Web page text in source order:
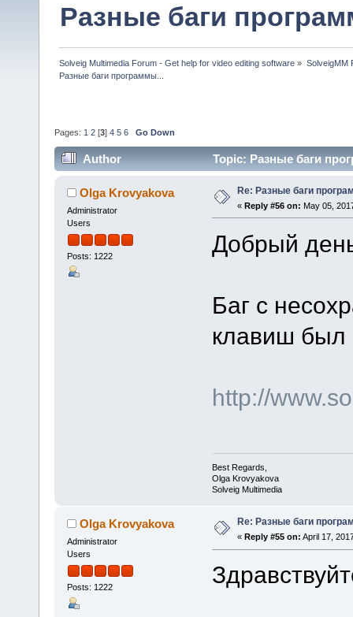
Разные баги
Solveig Multimedia Forum - Get help for video editing software » SolveigMM
Разные баги программы...
Pages: 1 2 [3] 4 5 6 Go Down
Author Topic: Разные баги
Olga Krovyakova
Administrator
Users
Posts: 1222
Re: Разные баги
« Reply #56 on: May 05,
Добрый
Баг с
клавиш был
http://
Best Regards,
Olga Krovyakova
Solveig Multimedia
Olga Krovyakova
Administrator
Users
Posts: 1222
Re: Разные баги
« Reply #55 on: April 17,